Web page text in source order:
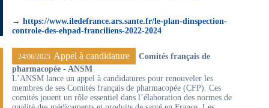
→ https://www.iledefrance.ars.sante.fr/le-plan-dinspection-
controle-des-ehpad-franciliens-2022-2024
24/06/2025 Appel à candidature
Comités français de
pharmacopée - ANSM
L’ANSM lance un appel à candidatures pour renouveler les
membres de ses Comités français de pharmacopée (CFP). Ces
comités jouent un rôle essentiel dans l’élaboration des normes de